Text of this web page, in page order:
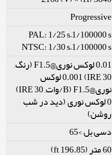
Progressive
PAL: 1/25 s–1/100000 s
NTSC: 1/30 s–1/100000 s
0.01 لوکس نوری@F1.5 (رنگ,
30 IRE) 0.001 لوکس
نوری@F1.5 (B/وات, 30 IRE)
0 لوکس نوری (دید در شب
روشن)
دسی بل >65
60 متر (196.85 ft)